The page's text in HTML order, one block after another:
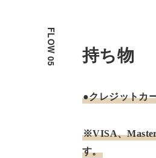
持ち物
●クレジットカ
※VISA、
す。